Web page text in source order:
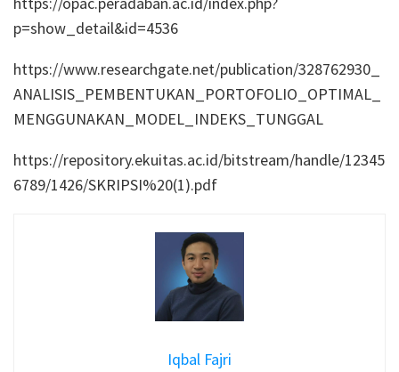
p=show_detail&id=4536
https://www.researchgate.net/publication/328762930_
ANALISIS_PEMBENTUKAN_PORTOFOLIO_OPTIMAL_
MENGGUNAKAN_MODEL_INDEKS_TUNGGAL
https://repository.ekuitas.ac.id/bitstream/handle/12345
6789/1426/SKRIPSI%20(1).pdf
Iqbal Fajri